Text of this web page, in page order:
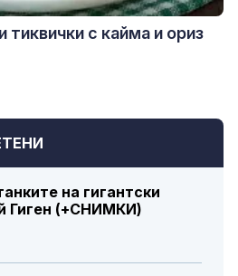
на гигантски
Гиген (+СНИМКИ)
тиквички с кайма и ориз